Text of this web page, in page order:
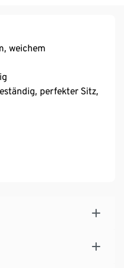
weichem
perfekter Sitz,
dass
Produkt, unser
liegen.